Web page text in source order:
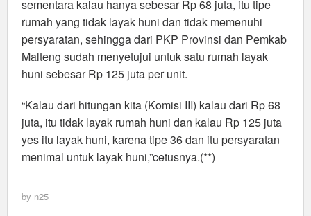
sementara kalau hanya sebesar Rp 68 juta, itu tipe
rumah yang tidak layak huni dan tidak memenuhi
persyaratan, sehingga dari PKP Provinsi dan Pemkab
Malteng sudah menyetujui untuk satu rumah layak
huni sebesar Rp 125 juta per unit.
“Kalau dari hitungan kita (Komisi III) kalau dari Rp 68
juta, itu tidak layak rumah huni dan kalau Rp 125 juta
yes itu layak huni, karena tipe 36 dan itu persyaratan
menimal untuk layak huni,”cetusnya.(**)
by n25